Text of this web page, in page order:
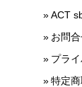
ACT
お問
プラ
特定